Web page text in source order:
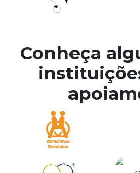
Conheça